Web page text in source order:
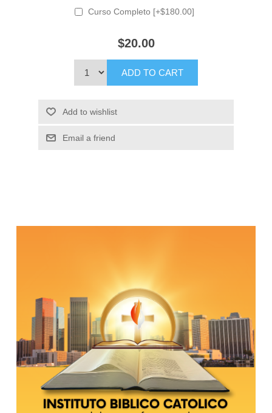
Curso Completo [+$180.00]
$20.00
ADD TO CART
Add to wishlist
Email a friend